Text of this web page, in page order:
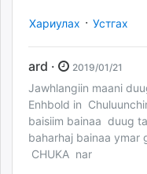
Хариулах · Устгах
ard · 2019/01/21
Jawhlangiin maani
Enhbold in
baisiim bainaa duug
baharhaj bainaa ymar
CHUKA nar